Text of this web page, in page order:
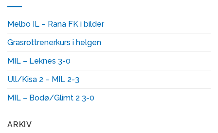
Melbo IL – Rana FK i bilder
Grasrottrenerkurs i helgen
MIL – Leknes 3-0
Ull/Kisa 2 – MIL 2-3
MIL – Bodø/Glimt 2 3-0
ARKIV